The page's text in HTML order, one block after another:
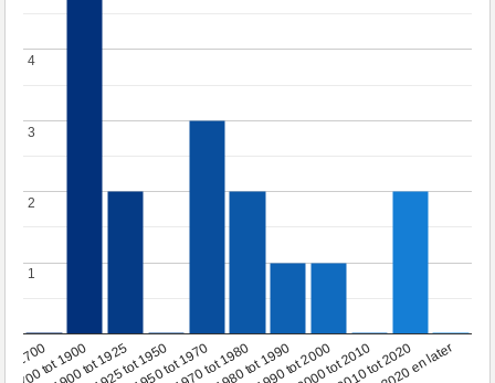
1700
1700 tot 1900
1900 tot 19251925 tot 19501950 tot 19701970 tot 19801980 tot 19901990 tot 20002000 tot 20102010 tot 20202020 en later
1
1
2
2
3
3
4
4